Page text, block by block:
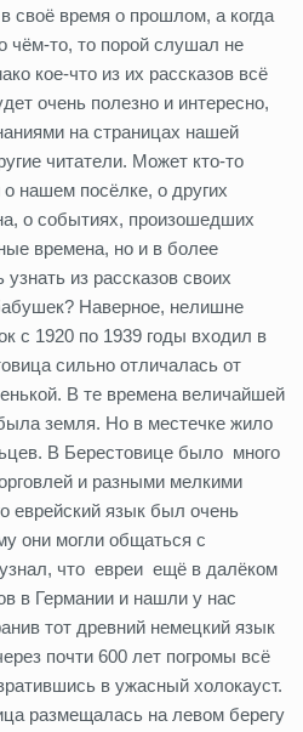
своё время о прошлом, а когда
чём-то, то порой слушал не
кое-что из их рассказов всё
очень полезно и интересно,
на страницах нашей
читатели. Может кто-то
нашем посёлке, о других
о событиях, произошедших
времена, но и в более
из рассказов своих
Наверное, нелишне
с 1920 по 1939 годы входил в
сильно отличалась от
В те времена величайшей
земля. Но в местечке жило
В Берестовице было много
и разными мелкими
еврейский язык был очень
они могли общаться с
что евреи ещё в далёком
в Германии и нашли у нас
тот древний немецкий язык
почти 600 лет погромы всё
в ужасный холокауст.
размещалась на левом берегу